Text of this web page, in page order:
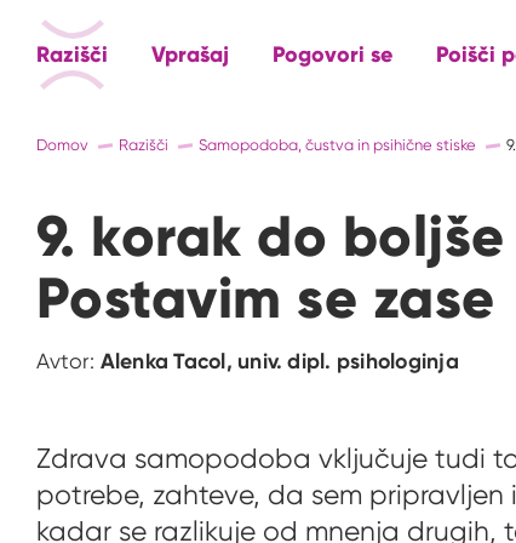
Razišči Vprašaj Pogovori se Poišči
Domov Razišči Samopodoba, čustva in psihične stiske
9. korak do
Postavim se zase
Avtor: Alenka Tacol, univ. dipl. psihologinja
Zdrava samopodoba vključuje tudi
potrebe, zahteve, da sem
kadar se razlikuje od mnenja